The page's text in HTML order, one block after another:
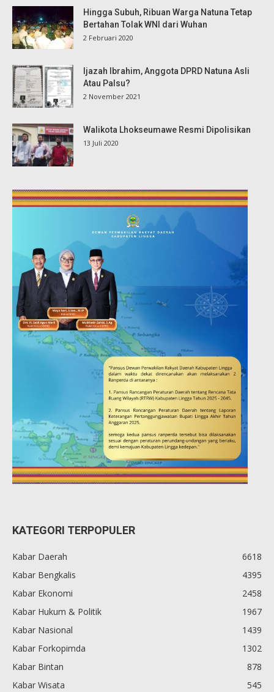
Hingga Subuh, Ribuan Warga Natuna Tetap
Bertahan Tolak WNI dari Wuhan
2 Februari 2020
Ijazah Ibrahim, Anggota DPRD Natuna Asli
Atau Palsu?
2 November 2021
Walikota Lhokseumawe Resmi Dipolisikan
13 Juli 2020
KATEGORI TERPOPULER
Kabar Daerah
6618
Kabar Bengkalis
4395
Kabar Ekonomi
2458
Kabar Hukum & Politik
1967
Kabar Nasional
1439
Kabar Forkopimda
1302
Kabar Bintan
878
Kabar Wisata
545